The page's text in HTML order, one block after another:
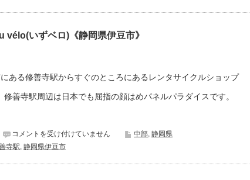
や
清
県
伊
豆
vélo(いずベロ)《静岡県伊豆市》
ある修善寺駅からすぐのところにあるレンタサイクルショップ
修善寺駅周辺は日本でも屈指の顔はめパネルパラダイスです。
izu
vélo(い
ず
コメントを受け付けていません 中部, 静岡県
寺駅, 静岡県伊豆市